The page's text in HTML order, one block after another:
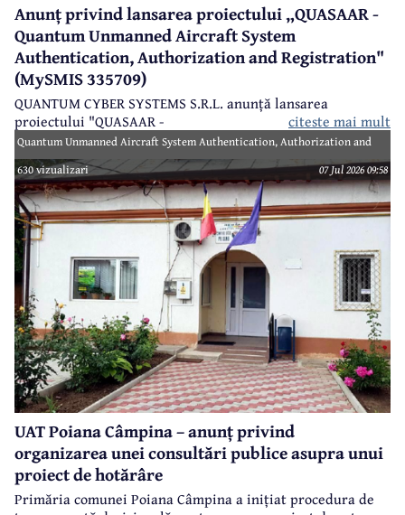
Anunț privind lansarea proiectului „QUASAAR -
Quantum Unmanned Aircraft System
Authentication, Authorization and Registration"
(MySMIS 335709)
QUANTUM CYBER SYSTEMS S.R.L. anunță lansarea
proiectului "QUASAAR -
Quantum Unmanned Aircraft System Authentication, Authorization and
Registration" (MySMIS 335709), finanțat prin Programul Creștere
Inteligentă, Digitalizare și Instrumente Financiare 2021-2027 (PoCIDIF) din
Fondul European de Dezvoltare Regională (FEDR).
citeste mai mult
630 vizualizari 07 Jul 2026 09:58
UAT Poiana Câmpina – anunț privind
organizarea unei consultări publice asupra unui
proiect de hotărâre
Primăria comunei Poiana Câmpina a inițiat procedura de